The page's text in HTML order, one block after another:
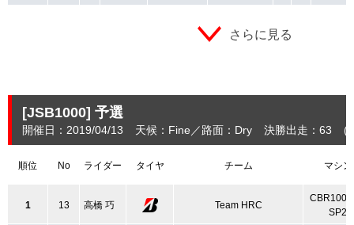
さらに見る
[JSB1000] 予選
開催日：2019/04/13 天候：Fine 路面：Dry 決勝出走：63
順位 No ライダー タイヤ チーム マシン
1 13 高橋 巧 Team HRC
SP2